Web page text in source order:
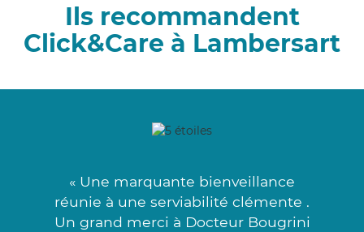
Ils recommandent
Click&Care à Lambersart
« Une marquante bienveillance
réunie à une serviabilité clémente .
Un grand merci à Docteur Bougrini